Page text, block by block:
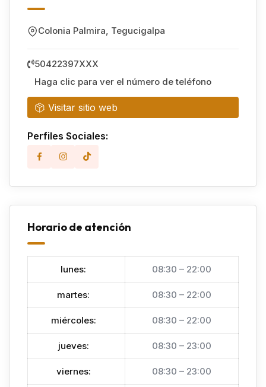
Colonia Palmira, Tegucigalpa
50422397XXX
Haga clic para ver el número de teléfono
Visitar sitio web
Perfiles Sociales:
Horario de atención
lunes: 08:30 – 22:00
martes: 08:30 – 22:00
miércoles: 08:30 – 22:00
jueves: 08:30 – 23:00
viernes: 08:30 – 23:00